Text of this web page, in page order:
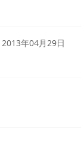
2013年04月29日